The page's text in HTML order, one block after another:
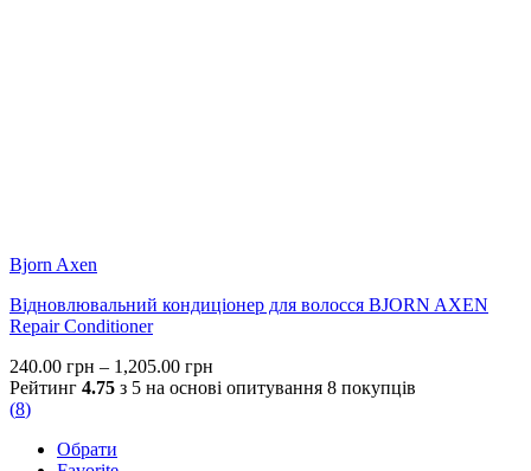
Bjorn Axen
Відновлювальний кондиціонер для волосся BJORN AXEN
Repair Conditioner
240.00 грн – 1,205.00 грн
range:
Рейтинг 4.75 з 5 на основі опитування 8 покупців
(8)
Обрати